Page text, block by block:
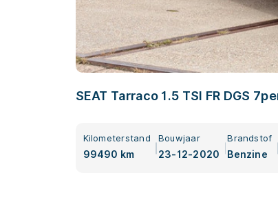
SEAT Tarraco 1.5 TSI FR DGS
Kilometerstand
99490 km
Bouwjaar
23-12-2020
Brandstof
Benzine